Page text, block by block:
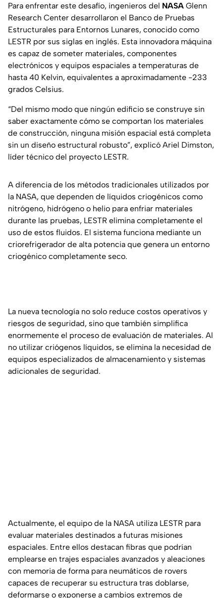
Para enfrentar este desafío, ingenieros del NASA Glenn
Research Center desarrollaron el Banco de Pruebas
Estructurales para Entornos Lunares, conocido como
LESTR por sus siglas en inglés. Esta innovadora máquina
es capaz de someter materiales, componentes
electrónicos y equipos espaciales a temperaturas de
hasta 40 Kelvin, equivalentes a aproximadamente -233
grados Celsius.
“Del mismo modo que ningún edificio se construye sin
saber exactamente cómo se comportan los materiales
de construcción, ninguna misión espacial está completa
sin un diseño estructural robusto”, explicó Ariel Dimston,
líder técnico del proyecto LESTR.
A diferencia de los métodos tradicionales utilizados por
la NASA, que dependen de líquidos criogénicos como
nitrógeno, hidrógeno o helio para enfriar materiales
durante las pruebas, LESTR elimina completamente el
uso de estos fluidos. El sistema funciona mediante un
criorefrigerador de alta potencia que genera un entorno
criogénico completamente seco.
La nueva tecnología no solo reduce costos operativos y
riesgos de seguridad, sino que también simplifica
enormemente el proceso de evaluación de materiales. Al
no utilizar criógenos líquidos, se elimina la necesidad de
equipos especializados de almacenamiento y sistemas
adicionales de seguridad.
Actualmente, el equipo de la NASA utiliza LESTR para
evaluar materiales destinados a futuras misiones
espaciales. Entre ellos destacan fibras que podrían
emplearse en trajes espaciales avanzados y aleaciones
con memoria de forma para neumáticos de rovers
capaces de recuperar su estructura tras doblarse,
deformarse o exponerse a cambios extremos de